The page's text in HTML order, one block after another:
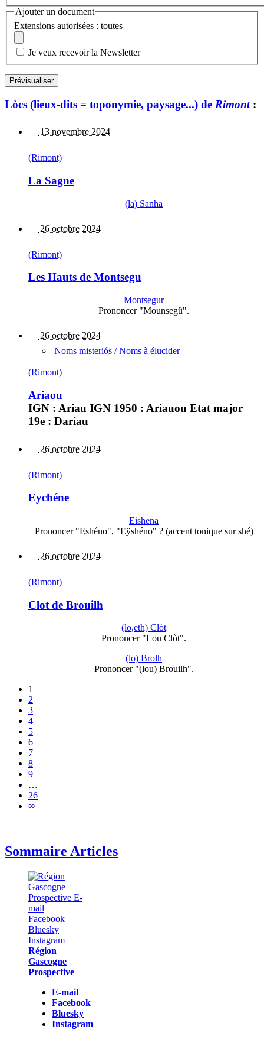
Ajouter un document
Extensions autorisées : toutes
Je veux recevoir la Newsletter
Lòcs (lieux-dits = toponymie, paysage...) de Rimont:
13 novembre 2024
(Rimont)
La Sagne
(la) Sanha
26 octobre 2024
(Rimont)
Les Hauts de Montsegu
Montsegur
Prononcer "Mounsegû".
26 octobre 2024
Noms misteriós / Noms à élucider
(Rimont)
Ariaou
IGN : Ariau IGN 1950 : Ariauou Etat major
19e : Dariau
26 octobre 2024
(Rimont)
Eychéne
Eishena
Prononcer "Eshéno", "Eÿshéno" ? (accent tonique sur shé)
26 octobre 2024
(Rimont)
Clot de Brouilh
(lo,eth) Clòt
Prononcer "Lou Clòt".
(lo) Brolh
Prononcer "(lou) Brouilh".
1
2
3
4
5
6
7
8
9
…
26
∞
Sommaire Articles
Région
Gascogne
Prospective
E-mail
Facebook
Bluesky
Instagram